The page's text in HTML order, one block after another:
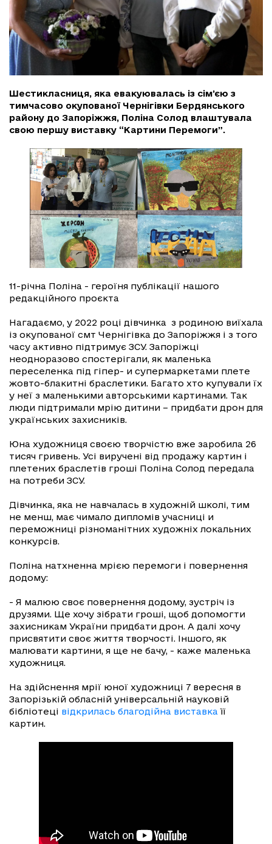
Шестикласниця, яка евакуювалась із сім’єю з
тимчасово окупованої Чернігівки Бердянського
району до Запоріжжя, Поліна Солод влаштувала
свою першу виставку “Картини Перемоги”.
11-річна Поліна - героїня публікації нашого
редакційного проєкта
Нагадаємо, у 2022 році дівчинка з родиною виїхала
із окупованої смт Чернігівка до Запоріжжя і з того
часу активно підтримує ЗСУ. Запоріжці
неодноразово спостерігали, як маленька
переселенка під гіпер- и супермаркетами плете
жовто-блакитні браслетики. Багато хто купували їх
у неї з маленькими авторськими картинами. Так
люди підтримали мрію дитини – придбати дрон для
українських захисників.
Юна художниця своєю творчістю вже заробила 26
тисяч гривень. Усі виручені від продажу картин і
плетених браслетів гроші Поліна Солод передала
на потреби ЗСУ.
Дівчинка, яка не навчалась в художній школі, тим
не менш, має чимало дипломів учасниці и
переможниці різноманітних художніх локальних
конкурсів.
Поліна натхненна мрією перемоги і повернення
додому:
- Я малюю своє повернення додому, зустріч із
друзями. Ще хочу зібрати гроші, щоб допомогти
захисникам України придбати дрон. А далі хочу
присвятити своє життя творчості. Іншого, як
малювати картини, я ще не бачу, - каже маленька
художниця.
На здійснення мрії юної художниці 7 вересня в
Запорізькій обласній універсальній науковій
бібліотеці відкрилась благодійна виставка її
картин.